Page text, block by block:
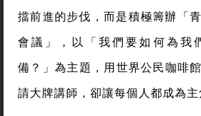
擋前進的步伐，而是積極籌辦「
會議」，以「我們要如何為我
備？」為主題，用世界公民咖啡
請大牌講師，卻讓每個人都成為主